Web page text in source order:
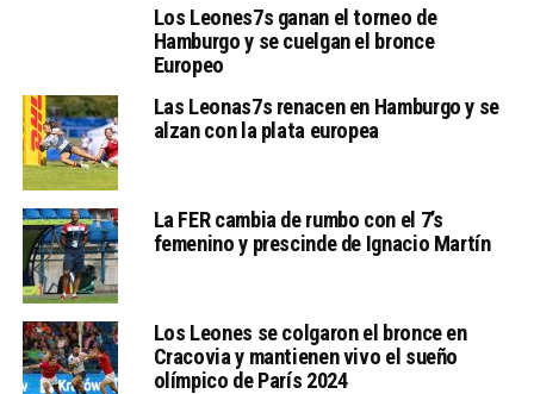
Los Leones7s ganan el torneo de
Hamburgo y se cuelgan el bronce
Europeo
Las Leonas7s renacen en Hamburgo y se
alzan con la plata europea
La FER cambia de rumbo con el 7’s
femenino y prescinde de Ignacio Martín
Los Leones se colgaron el bronce en
Cracovia y mantienen vivo el sueño
olímpico de París 2024